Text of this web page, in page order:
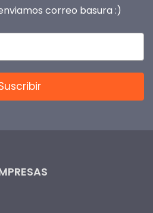
correo basura :)